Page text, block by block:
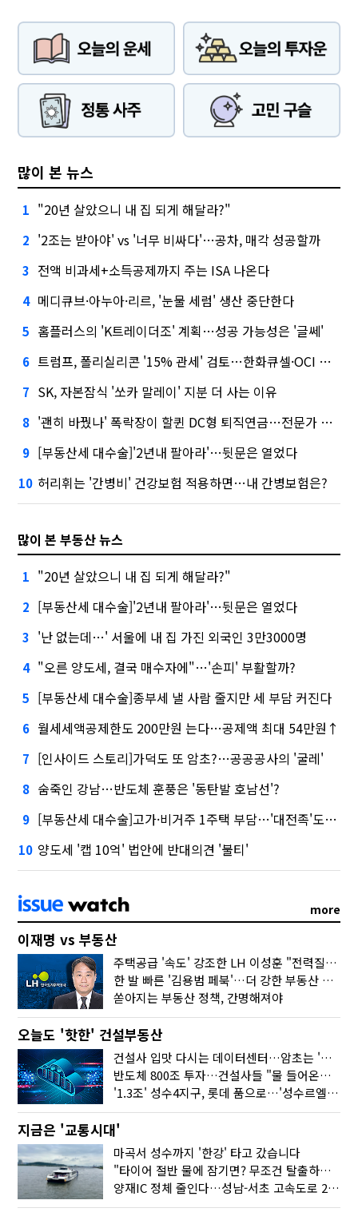
많이 본 뉴스
1 "20년 살았으니 내 집 되게 해달라?"
2 '2조는 받아야' vs '너무 비싸다'…공차, 매각 성공할까
3 전액 비과세+소득공제까지 주는 ISA 나온다
4 메디큐브·아누아·리르, '눈물 세럼' 생산 중단한다
5 홈플러스의 'K트레이더조' 계획…성공 가능성은 '글쎄'
6 트럼프, 폴리실리콘 '15% 관세' 검토…한화큐셀·OCI 영향은?
7 SK, 자본잠식 '쏘카 말레이' 지분 더 사는 이유
8 '괜히 바꿨나' 폭락장이 할퀸 DC형 퇴직연금…전문가 조언은
9 [부동산세 대수술]'2년내 팔아라'…뒷문은 열었다
10 허리휘는 '간병비' 건강보험 적용하면…내 간병보험은?
많이 본 부동산 뉴스
1 "20년 살았으니 내 집 되게 해달라?"
2 [부동산세 대수술]'2년내 팔아라'…뒷문은 열었다
3 '난 없는데…' 서울에 내 집 가진 외국인 3만3000명
4 "오른 양도세, 결국 매수자에"…'손피' 부활할까?
5 [부동산세 대수술]종부세 낼 사람 줄지만 세 부담 커진다
6 월세세액공제한도 200만원 는다…공제액 최대 54만원↑
7 [인사이드 스토리]가덕도 또 암초?…공공공사의 '굴레'
8 숨죽인 강남…반도체 훈풍은 '동탄발 호남선'?
9 [부동산세 대수술]고가·비거주 1주택 부담…'대전족'도 불똥
10 양도세 '캡 10억' 법안에 반대의견 '불티'
more
이재명 vs 부동산
주택공급 '속도' 강조한 LH 이성훈 "전력질주해야"
한 발 빠른 '김용범 페북'…더 강한 부동산 규제 나오나
쏟아지는 부동산 정책, 간명해져야
오늘도 '핫한' 건설부동산
건설사 입맛 다시는 데이터센터…암초는 '주민 반대'
반도체 800조 투자…건설사들 "물 들어온다!"
'1.3조' 성수4지구, 롯데 품으로…'성수르엘 S70' 거듭
지금은 '교통시대'
마곡서 성수까지 '한강' 타고 갔습니다
"타이어 절반 물에 잠기면? 무조건 탈출하세요"
양재IC 정체 줄인다…성남-서초 고속도로 2029년 착공